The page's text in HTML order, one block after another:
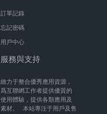
訂單記錄
忘記密碼
用戶中心
服務與支持
緻力于整合優秀應用資源，
爲互聯網工作者提供優質的
使用體驗，提供各類應用及
素材。 本站專注于用戶及售